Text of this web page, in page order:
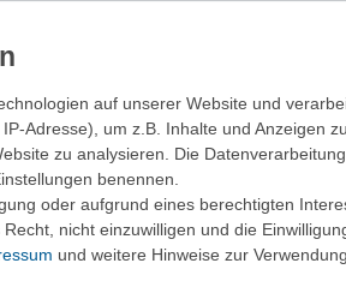
gekauft werden.
auf unserer Website und
Adresse), um z.B. Inhalte und Anzeigen
zu analysieren. Die
benennen.
oder aufgrund eines berechtigten
nicht einzuwilligen und die
und weitere Hinweise zur